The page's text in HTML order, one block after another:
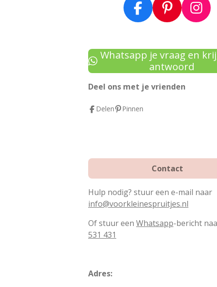
F
a
e
o
o
k
P
i
t
e
r
e
I
n
t
Whatsapp je vraag en
antwoord
Deel ons met je vrienden
Delen Pinnen
Contact
Hulp nodig? stuur een e-mail naar
info@voorkleinespruitjes.nl
Of stuur een Whatsapp-bericht
531 431
Adres: